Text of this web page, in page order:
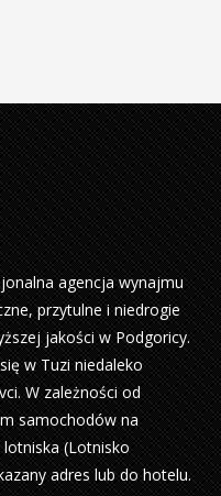
agencja wynajmu
przytulne i niedrogie
jakości w Podgoricy.
w Tuzi niedaleko
W zależności od
samochodów na
(Lotnisko
adres lub do hotelu.